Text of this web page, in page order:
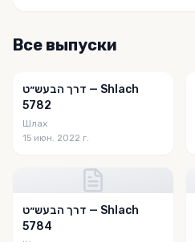
Все выпуски
דרך הבעש״ט — Shlach
5782
Шлах
15 июн. 2022 г.
דרך הבעש״ט — Shlach
5784